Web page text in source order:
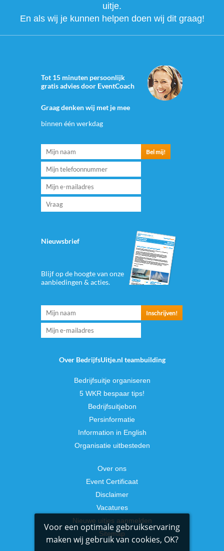
uitje.
En als wij je kunnen helpen doen wij dit graag!
Tot 15 minuten persoonlijk
gratis advies door EventCoach
Graag denken wij met je mee
binnen één werkdag
Nieuwsbrief
Blijf op de hoogte van onze
aanbiedingen & acties.
Over BedrijfsUitje.nl teambuilding
Bedrijfsuitje organiseren
5 WKR bespaar tips!
Bedrijfsuitjebon
Persinformatie
Information in English
Organisatie uitbesteden
Over ons
Event Certificaat
Disclaimer
Vacatures
Nieuwe uitjes aanmelden
Sitemap
Voor een optimale gebruikservaring
maken wij gebruik van cookies, OK?